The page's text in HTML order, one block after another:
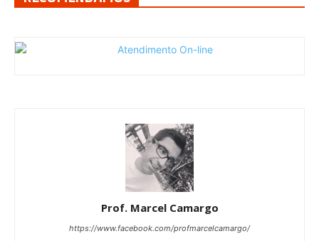
Prof. Marcel Camargo
https://www.facebook.com/profmarcelcamargo/